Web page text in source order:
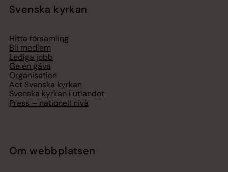
Svenska kyrkan
Hitta församling
Bli medlem
Lediga jobb
Ge en gåva
Organisation
Act Svenska kyrkan
Svenska kyrkan i utlandet
Press – nationell nivå
Om webbplatsen